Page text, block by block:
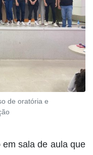
de oratória e
sala de aula que